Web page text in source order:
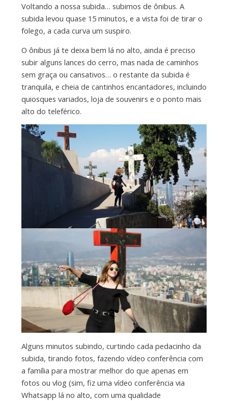
Voltando a nossa subida… subimos de ônibus. A
subida levou quase 15 minutos, e a vista foi de tirar o
folego, a cada curva um suspiro.
O ônibus já te deixa bem lá no alto, ainda é preciso
subir alguns lances do cerro, mas nada de caminhos
sem graça ou cansativos… o restante da subida é
tranquila, e cheia de cantinhos encantadores, incluindo
quiosques variados, loja de souvenirs e o ponto mais
alto do teleférico.
Alguns minutos subindo, curtindo cada pedacinho da
subida, tirando fotos, fazendo vídeo conferência com
a família para mostrar melhor do que apenas em
fotos ou vlog (sim, fiz uma vídeo conferência via
Whatsapp lá no alto, com uma qualidade